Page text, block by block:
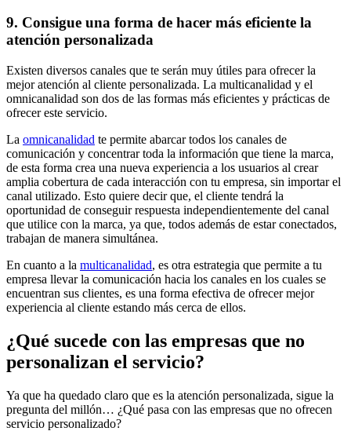
9. Consigue una forma de hacer más eficiente la
atención personalizada
Existen diversos canales que te serán muy útiles para ofrecer la
mejor atención al cliente personalizada. La multicanalidad y el
omnicanalidad son dos de las formas más eficientes y prácticas de
ofrecer este servicio.
La omnicanalidad te permite abarcar todos los canales de
comunicación y concentrar toda la información que tiene la marca,
de esta forma crea una nueva experiencia a los usuarios al crear
amplia cobertura de cada interacción con tu empresa, sin importar el
canal utilizado. Esto quiere decir que, el cliente tendrá la
oportunidad de conseguir respuesta independientemente del canal
que utilice con la marca, ya que, todos además de estar conectados,
trabajan de manera simultánea.
En cuanto a la multicanalidad, es otra estrategia que permite a tu
empresa llevar la comunicación hacia los canales en los cuales se
encuentran sus clientes, es una forma efectiva de ofrecer mejor
experiencia al cliente estando más cerca de ellos.
¿Qué sucede con las empresas que no
personalizan el servicio?
Ya que ha quedado claro que es la atención personalizada, sigue la
pregunta del millón… ¿Qué pasa con las empresas que no ofrecen
servicio personalizado?